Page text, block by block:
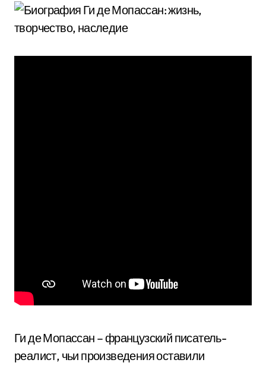
Ги де Мопассан – французский писатель-
реалист, чьи произведения оставили